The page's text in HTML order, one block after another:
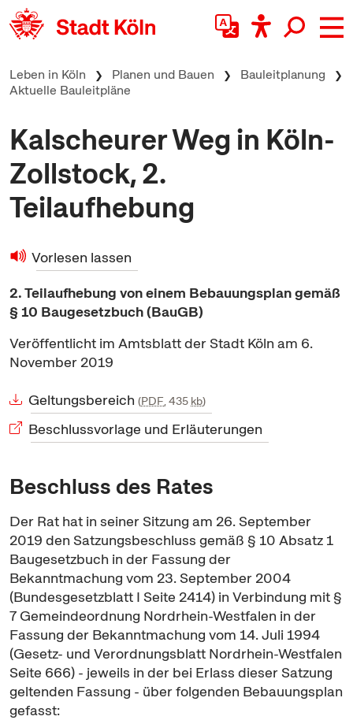
zum Inhalt springen
Leben in Köln Planen und Bauen
Bauleitplanung
Aktuelle Bauleitpläne
Kalscheurer Weg in Köln-
Zollstock, 2.
Teilaufhebung
Vorlesen lassen
2. Teilaufhebung von einem Bebauungsplan gemäß
§ 10 Baugesetzbuch (BauGB)
Veröffentlicht im Amtsblatt der Stadt Köln am 6.
November 2019
Geltungsbereich PDF, 435 kb
Beschlussvorlage und Erläuterungen
Beschluss des Rates
Der Rat hat in seiner Sitzung am 26. September
2019 den Satzungsbeschluss gemäß § 10 Absatz 1
Baugesetzbuch in der Fassung der
Bekanntmachung vom 23. September 2004
(Bundesgesetzblatt I Seite 2414) in Verbindung mit §
7 Gemeindeordnung Nordrhein-Westfalen in der
Fassung der Bekanntmachung vom 14. Juli 1994
(Gesetz- und Verordnungsblatt Nordrhein-Westfalen
Seite 666) - jeweils in der bei Erlass dieser Satzung
geltenden Fassung - über folgenden Bebauungsplan
gefasst: